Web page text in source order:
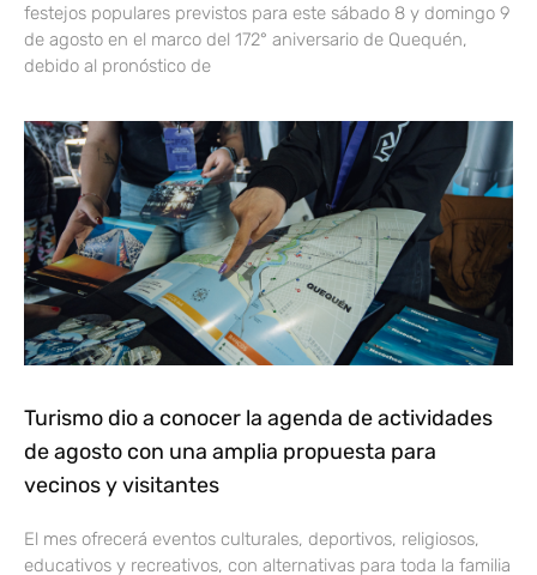
festejos populares previstos para este sábado 8 y domingo 9
de agosto en el marco del 172° aniversario de Quequén,
debido al pronóstico de
Turismo dio a conocer la agenda de actividades
de agosto con una amplia propuesta para
vecinos y visitantes
El mes ofrecerá eventos culturales, deportivos, religiosos,
educativos y recreativos, con alternativas para toda la familia